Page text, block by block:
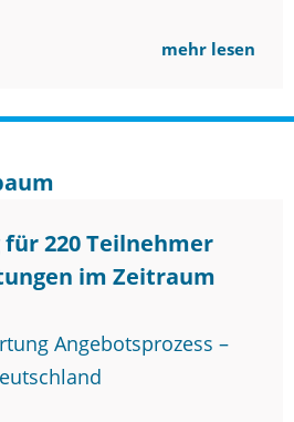
mehr lesen
220 Teilnehmer
im Zeitraum
Angebotsprozess –